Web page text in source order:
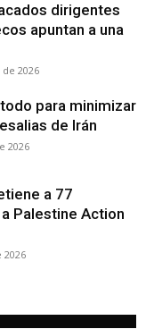
dirigentes
apuntan a una
2026
para minimizar
de Irán
2026
a 77
Palestine Action
2026